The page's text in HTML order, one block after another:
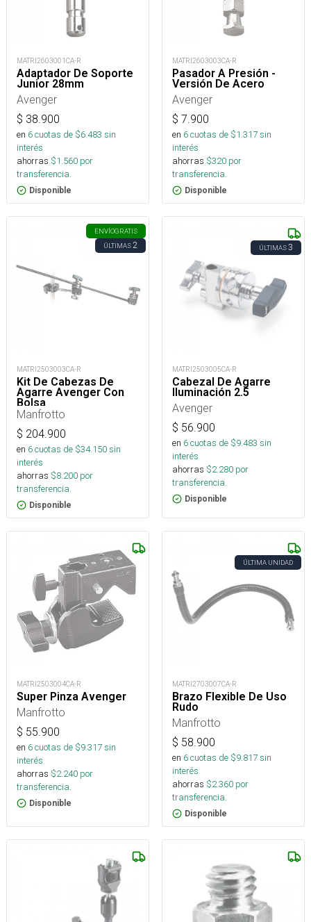
MATRI2603001CA-R
Adaptador De Soporte
Junior 28mm
Avenger
$ 38.900
en 6cuotas de $6.483 sin
interés
ahorras $1.560 por
transferencia.
Disponible
MATRI2603003CA-R
Pasador A Presión -
Versión De Acero
Avenger
$ 7.900
en 6cuotas de $1.317sin
interés
ahorras $320 por
transferencia.
Disponible
ENVÍOGRATIS
ÚLTIMAS2
MATRI2503003CA-R
Kit De Cabezas De
Agarre Avenger Con
Bolsa
Manfrotto
$ 204.900
en 6cuotas de $34.150sin
interés
ahorras $8.200 por
transferencia.
Disponible
ÚLTIMAS3
MATRI2503005CA-R
Cabezal De Agarre
Iluminación 2.5
Avenger
$ 56.900
en 6cuotas de $9.483 sin
interés
ahorras $2.280 por
transferencia.
Disponible
MATRI2503004CA-R
Super Pinza Avenger
Manfrotto
$ 55.900
en 6cuotas de $9.317sin
interés
ahorras $2.240 por
transferencia.
Disponible
ÚLTIMA UNIDAD
MATRI2703007CA-R
Brazo Flexible De Uso
Rudo
Manfrotto
$ 58.900
en 6cuotas de $9.817sin
interés
ahorras $2.360 por
transferencia.
Disponible